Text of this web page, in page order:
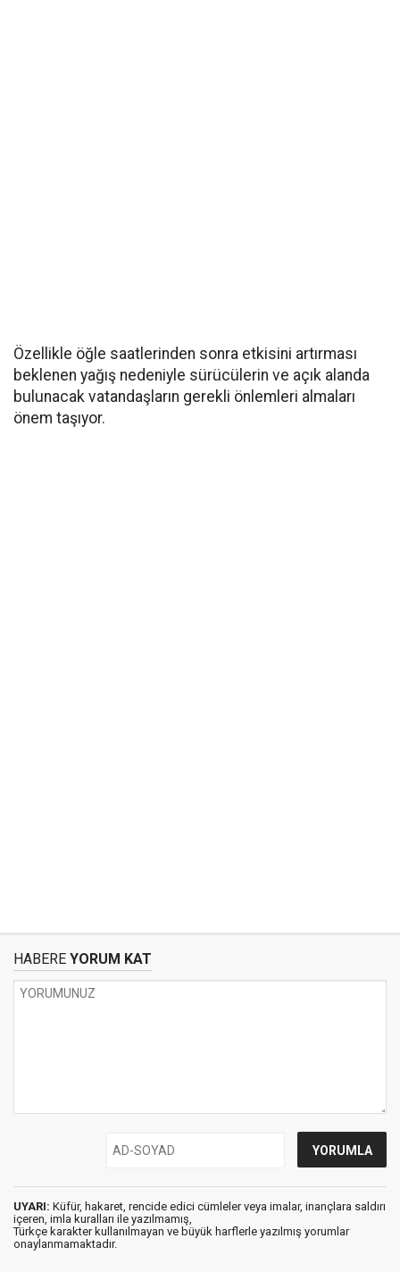
Özellikle öğle saatlerinden sonra etkisini artırması
beklenen yağış nedeniyle sürücülerin ve açık alanda
bulunacak vatandaşların gerekli önlemleri almaları
önem taşıyor.
HABERE YORUM KAT
UYARI: Küfür, hakaret, rencide edici cümleler veya imalar, inançlara saldırı
içeren, imla kuralları ile yazılmamış,
Türkçe karakter kullanılmayan ve büyük harflerle yazılmış yorumlar
onaylanmamaktadır.